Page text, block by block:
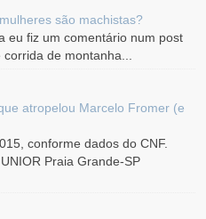
são machistas?
eu fiz um comentário num post
de montanha...
atropelou Marcelo Fromer (e
conforme dados do CNF.
Praia Grande-SP